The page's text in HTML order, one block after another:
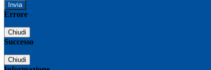
Errore
Chiudi
Successo
Chiudi